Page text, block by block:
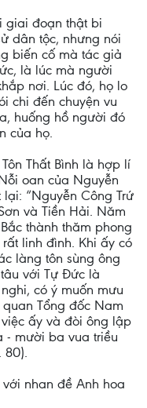
giai đoạn thật bi
dân tộc, nhưng nói
biến cố mà tác giả
là lúc mà người
nơi. Lúc đó, họ lo
chi đến chuyện vu
huống hồ người đó
của họ.
Thất Bình là hợp lí
oan của Nguyễn
lại: “Nguyễn Công Trứ
và Tiền Hải. Năm
thành thăm phong
linh đình. Khi ấy có
làng tôn sùng ông
với Tự Đức là
có ý muốn mưu
Tổng đốc Nam
ấy và đòi ông lập
- mười ba vua triều
80).
nhan đề Anh hoa